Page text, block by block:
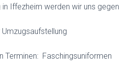
Iffezheim werden wir uns gegen
Terminen: Faschingsuniformen